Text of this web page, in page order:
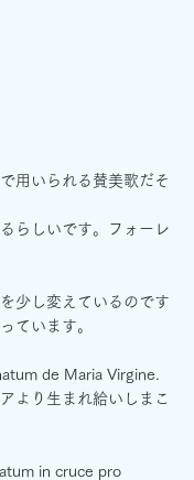
用いられる賛美歌だそ
らしいです。フォーレ
少し変えているのです
ています。
de Maria Virgine.
より生まれ給いしまこ
in cruce pro